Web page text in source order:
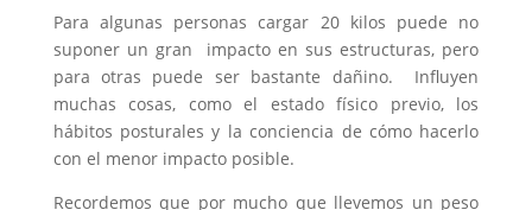
Para algunas personas cargar 20 kilos puede no
suponer un gran impacto en sus estructuras, pero
para otras puede ser bastante dañino. Influyen
muchas cosas, como el estado físico previo, los
hábitos posturales y la conciencia de cómo hacerlo
con el menor impacto posible.
Recordemos que por mucho que llevemos un peso